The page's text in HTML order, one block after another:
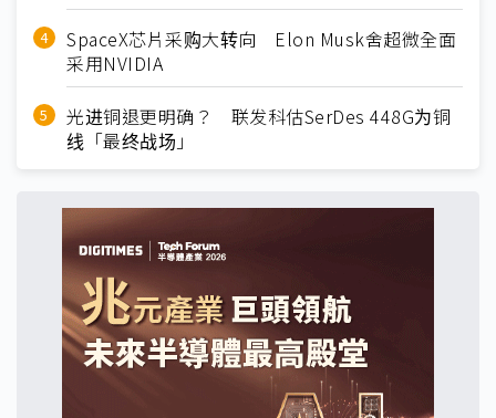
SpaceX芯片采购大转向 Elon Musk舍超微全面
采用NVIDIA
光进铜退更明确？ 联发科估SerDes 448G为铜
线「最终战场」